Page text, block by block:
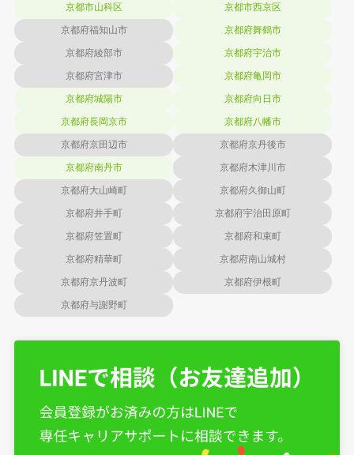
京都市山科区 京都市西京区
京都府福知山市 京都府舞鶴市
京都府綾部市 京都府宇治市
京都府宮津市 京都府亀岡市
京都府城陽市 京都府向日市
京都府長岡京市 京都府八幡市
京都府京田辺市 京都府京丹後市
京都府南丹市 京都府木津川市
京都府大山崎町 京都府久御山町
京都府井手町 京都府宇治田原町
京都府笠置町 京都府和束町
京都府精華町 京都府南山城村
京都府京丹波町 京都府伊根町
京都府与謝野町